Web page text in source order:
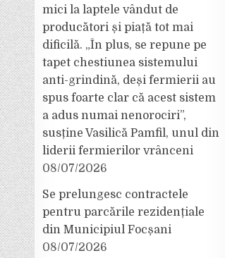
mici la laptele vândut de
producători și piață tot mai
dificilă. „În plus, se repune pe
tapet chestiunea sistemului
anti-grindină, deși fermierii au
spus foarte clar că acest sistem
a adus numai nenorociri”,
susține Vasilică Pamfil, unul din
liderii fermierilor vrânceni
08/07/2026
Se prelungesc contractele
pentru parcările rezidențiale
din Municipiul Focșani
08/07/2026